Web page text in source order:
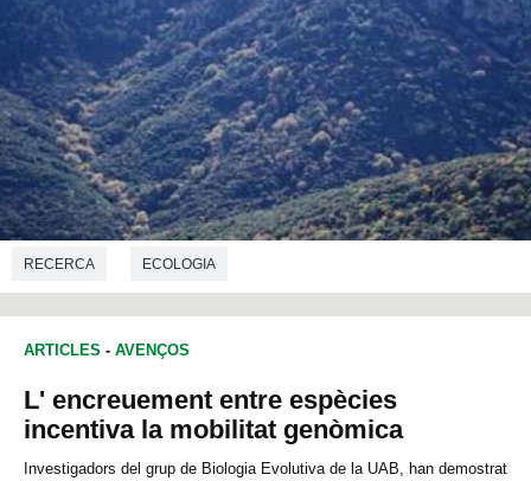
RECERCA ECOLOGIA
ARTICLES - AVENÇOS
L' encreuement entre espècies
incentiva la mobilitat genòmica
Investigadors del grup de Biologia Evolutiva de la UAB, han demostrat